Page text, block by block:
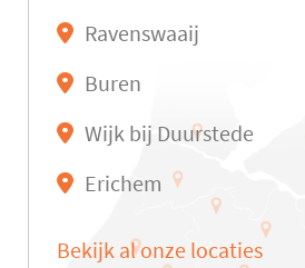
Ravenswaaij
Buren
Wijk bij Duurstede
Erichem
Bekijk al onze locaties